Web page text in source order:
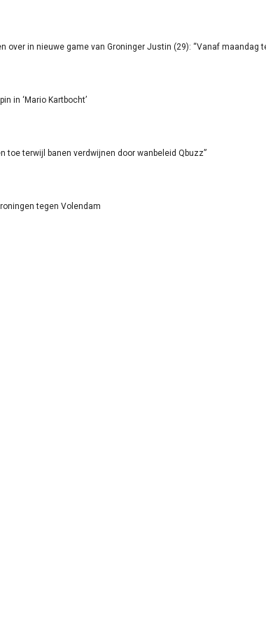
over in nieuwe game van Groninger Justin (29): “Vanaf maandag
in ‘Mario Kartbocht’
toe terwijl banen verdwijnen door wanbeleid Qbuzz”
tegen Volendam